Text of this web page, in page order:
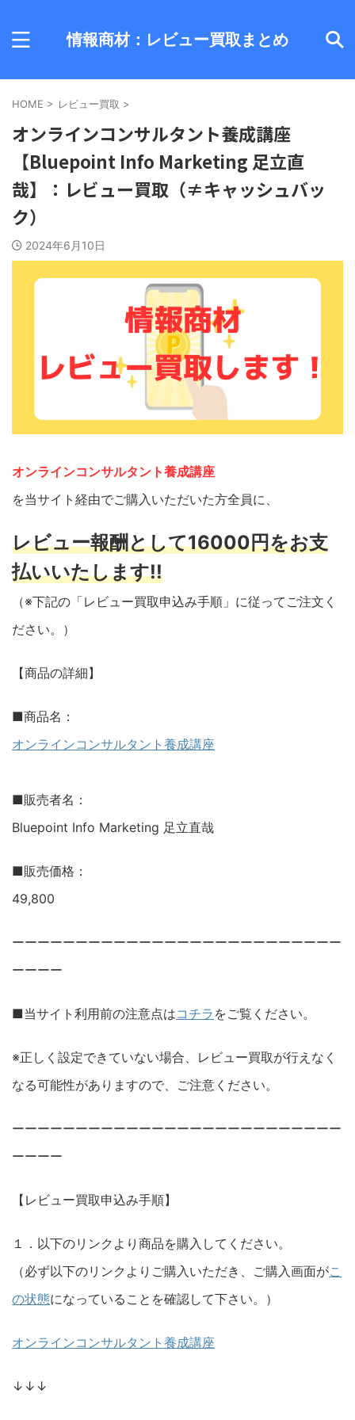
情報商材：レビュー買取まとめ
HOME > レビュー買取 >
オンラインコンサルタント養成講座
【Bluepoint Info Marketing 足立直
哉】：レビュー買取（≠キャッシュバッ
ク）
2024年6月10日
オンラインコンサルタント養成講座
を当サイト経由でご購入いただいた方全員に、
レビュー報酬として16000円をお支
払いいたします!!
（※下記の「レビュー買取申込み手順」に従ってご注文く
ださい。）
【商品の詳細】
■商品名：
オンラインコンサルタント養成講座
■販売者名：
Bluepoint Info Marketing 足立直哉
■販売価格：
49,800
ーーーーーーーーーーーーーーーーーーーーーーーーーー
ーーーー
■当サイト利用前の注意点はコチラ をご覧ください。
※正しく設定できていない場合、レビュー買取が行えなく
なる可能性がありますので、ご注意ください。
ーーーーーーーーーーーーーーーーーーーーーーーーーー
ーーーー
【レビュー買取申込み手順】
１．以下のリンクより商品を購入してください。
（必ず以下のリンクよりご購入いただき、ご購入画面がこ
の状態になっていることを確認して下さい。）
オンラインコンサルタント養成講座
↓↓↓